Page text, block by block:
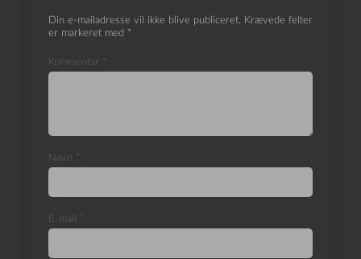
Din e-mailadresse vil ikke blive publiceret. Krævede felter
er markeret med *
Kommentar *
Navn *
E-mail *